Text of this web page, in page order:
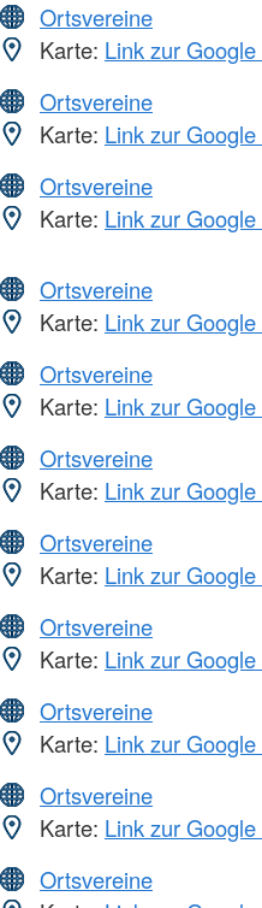
Ortsvereine
Karte: Link zur
Ortsvereine
Karte: Link zur
Ortsvereine
Karte: Link zur
Ortsvereine
Karte: Link zur
Ortsvereine
Karte: Link zur
Ortsvereine
Karte: Link zur
Ortsvereine
Karte: Link zur
Ortsvereine
Karte: Link zur
Ortsvereine
Karte: Link zur
Ortsvereine
Karte: Link zur
Ortsvereine